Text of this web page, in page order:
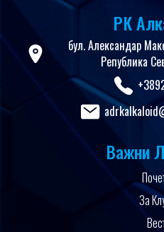
РК
бул. Александар
Република
Важни
За